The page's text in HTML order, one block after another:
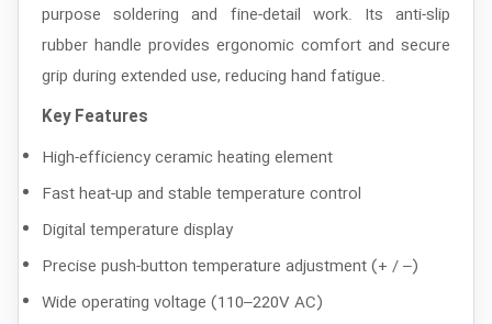
purpose soldering and fine-detail work. Its anti-slip
rubber handle provides ergonomic comfort and secure
grip during extended use, reducing hand fatigue.
Key Features
High-efficiency ceramic heating element
Fast heat-up and stable temperature control
Digital temperature display
Precise push-button temperature adjustment (+ / –)
Wide operating voltage (110–220V AC)